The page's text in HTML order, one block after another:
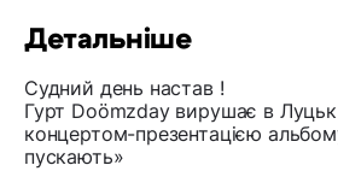
Детальніше
Судний день настав !
Гурт Doömzday вирушає в Луцьк
концертом-презентацією
пускають»